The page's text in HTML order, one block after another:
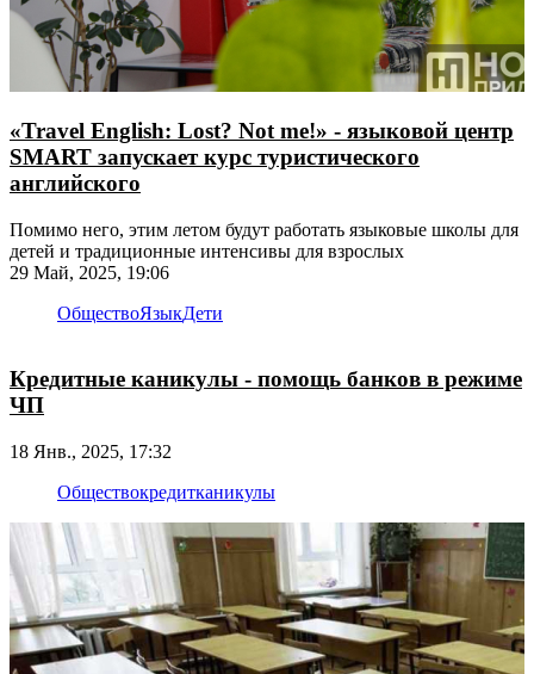
«Travel English: Lost? Not me!» - языковой центр
SMART запускает курс туристического
английского
Помимо него, этим летом будут работать языковые школы для
детей и традиционные интенсивы для взрослых
29 Май, 2025, 19:06
ОбществоЯзыкДети
Кредитные каникулы - помощь банков в режиме
ЧП
18 Янв., 2025, 17:32
Обществокредитканикулы